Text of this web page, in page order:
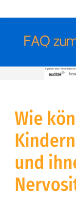
Wie
und